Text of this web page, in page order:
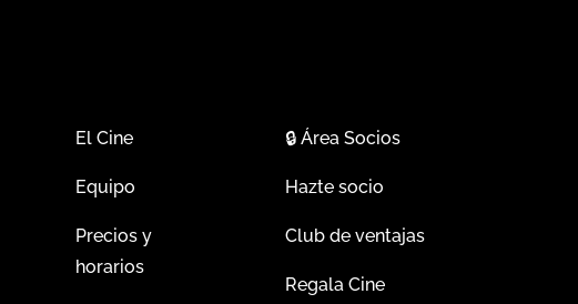
El Cine
Equipo
Precios y
horarios
🔒Área Socios
Hazte socio
Club de ventajas
Regala Cine